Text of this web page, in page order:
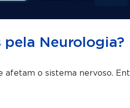
pela Neurologia?
afetam o sistema nervoso.